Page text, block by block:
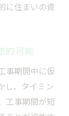
に住まいの資
約可能
事期間中に仮
し、タイミン
工事期間が短